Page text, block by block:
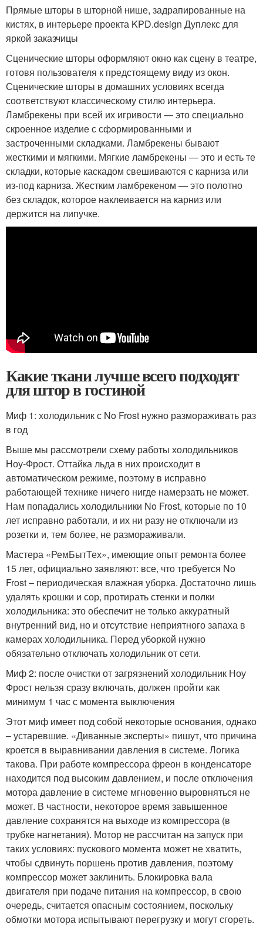
Прямые шторы в шторной нише, задрапированные на
кистях, в интерьере проекта KPD.design Дуплекс для
яркой заказчицы
Сценические шторы оформляют окно как сцену в театре,
готовя пользователя к предстоящему виду из окон.
Сценические шторы в домашних условиях всегда
соответствуют классическому стилю интерьера.
Ламбрекены при всей их игривости — это специально
скроенное изделие с сформированными и
застроченными складками. Ламбрекены бывают
жесткими и мягкими. Мягкие ламбрекены — это и есть те
складки, которые каскадом свешиваются с карниза или
из-под карниза. Жестким ламбрекеном — это полотно
без складок, которое наклеивается на карниз или
держится на липучке.
Какие ткани лучше всего подходят
для штор в гостиной
Миф 1: холодильник с No Frost нужно размораживать раз
в год
Выше мы рассмотрели схему работы холодильников
Ноу-Фрост. Оттайка льда в них происходит в
автоматическом режиме, поэтому в исправно
работающей технике ничего нигде намерзать не может.
Нам попадались холодильники No Frost, которые по 10
лет исправно работали, и их ни разу не отключали из
розетки и, тем более, не размораживали.
Мастера «РемБытТех», имеющие опыт ремонта более
15 лет, официально заявляют: все, что требуется No
Frost – периодическая влажная уборка. Достаточно лишь
удалять крошки и сор, протирать стенки и полки
холодильника: это обеспечит не только аккуратный
внутренний вид, но и отсутствие неприятного запаха в
камерах холодильника. Перед уборкой нужно
обязательно отключать холодильник от сети.
Миф 2: после очистки от загрязнений холодильник Ноу
Фрост нельзя сразу включать, должен пройти как
минимум 1 час с момента выключения
Этот миф имеет под собой некоторые основания, однако
– устаревшие. «Диванные эксперты» пишут, что причина
кроется в выравнивании давления в системе. Логика
такова. При работе компрессора фреон в конденсаторе
находится под высоким давлением, и после отключения
мотора давление в системе мгновенно выровняться не
может. В частности, некоторое время завышенное
давление сохранятся на выходе из компрессора (в
трубке нагнетания). Мотор не рассчитан на запуск при
таких условиях: пускового момента может не хватить,
чтобы сдвинуть поршень против давления, поэтому
компрессор может заклинить. Блокировка вала
двигателя при подаче питания на компрессор, в свою
очередь, считается опасным состоянием, поскольку
обмотки мотора испытывают перегрузку и могут сгореть.